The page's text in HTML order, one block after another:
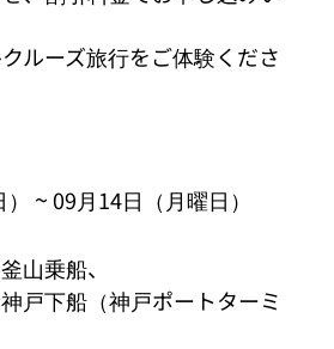
ルーズ旅行をご体験くださ
~09月14日（月曜日）
山乗船、
戸下船（神戸ポートターミ